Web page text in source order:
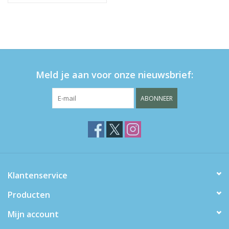
Meld je aan voor onze nieuwsbrief:
ABONNEER
Klantenservice
Producten
Mijn account